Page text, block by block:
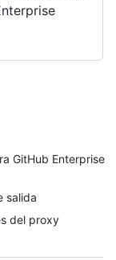
GitHub Enterprise
salida
del proxy